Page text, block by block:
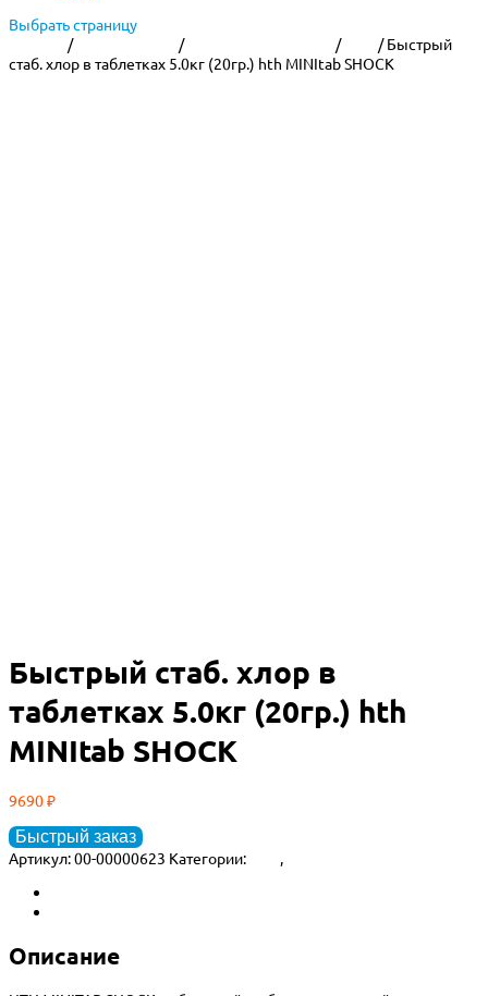
Выбрать страницу
/ / /
/ Быстрый
стаб. хлор в таблетках 5.0кг (20гр.) hth MINItab SHOCK
Быстрый стаб. хлор в
таблетках 5.0кг (20гр.) hth
MINItab SHOCK
9690₽
Быстрый заказ
Артикул:00-00000623 Категории:
Описание